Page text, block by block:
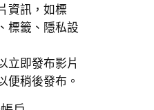
資訊，如標
標籤、隱私設
立即發布影片
便稍後發布。